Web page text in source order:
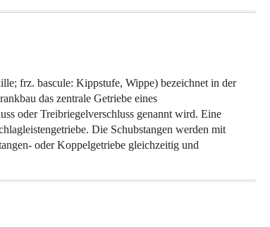
frz. bascule: Kippstufe, Wippe) bezeichnet in der
das zentrale Getriebe eines
oder Treibriegelverschluss genannt wird. Eine
Die Schubstangen werden mit
oder Koppelgetriebe gleichzeitig und